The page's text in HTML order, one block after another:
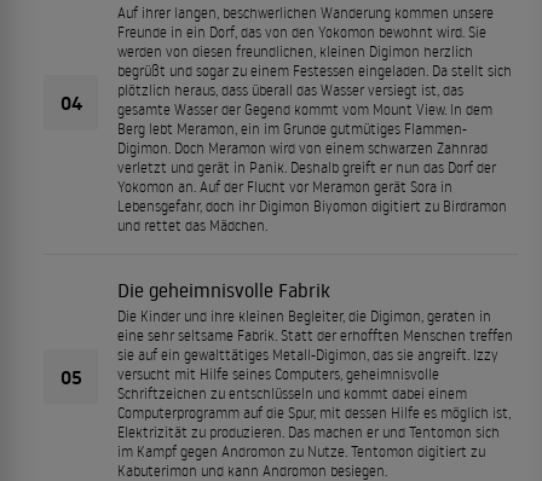
04
Auf ihrer langen, beschwerlichen Wanderung kommen unsere
Freunde in ein Dorf, das von den Yokomon bewohnt wird. Sie
werden von diesen freundlichen, kleinen Digimon herzlich
begrüßt und sogar zu einem Festessen eingeladen. Da stellt sich
plötzlich heraus, dass überall das Wasser versiegt ist, das
gesamte Wasser der Gegend kommt vom Mount View. In dem
Berg lebt Meramon, ein im Grunde gutmütiges Flammen-
Digimon. Doch Meramon wird von einem schwarzen Zahnrad
verletzt und gerät in Panik. Deshalb greift er nun das Dorf der
Yokomon an. Auf der Flucht vor Meramon gerät Sora in
Lebensgefahr, doch ihr Digimon Biyomon digitiert zu Birdramon
und rettet das Mädchen.
05
Die geheimnisvolle Fabrik
Die Kinder und ihre kleinen Begleiter, die Digimon, geraten in
eine sehr seltsame Fabrik. Statt der erhofften Menschen treffen
sie auf ein gewalttätiges Metall-Digimon, das sie angreift. Izzy
versucht mit Hilfe seines Computers, geheimnisvolle
Schriftzeichen zu entschlüsseln und kommt dabei einem
Computerprogramm auf die Spur, mit dessen Hilfe es möglich ist,
Elektrizität zu produzieren. Das machen er und Tentomon sich
im Kampf gegen Andromon zu Nutze. Tentomon digitiert zu
Kabuterimon und kann Andromon besiegen.